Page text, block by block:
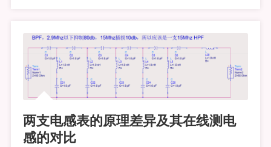
两支电感表的原理差异及其在线测电
感的对比